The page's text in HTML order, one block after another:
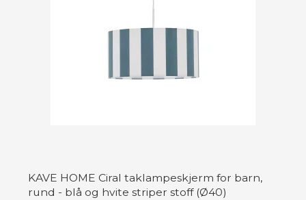
KAVE HOME Ciral taklampeskjerm for barn,
rund - blå og hvite striper stoff (Ø40)